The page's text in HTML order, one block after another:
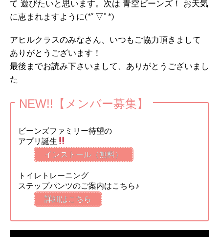
て 遊びたいと思います。次は 青空ビーンズ！ お天気
に恵まれますように(*ﾟ▽ﾟ*)
アヒルクラスのみなさん、いつもご協力頂きまして
ありがとうございます！
最後までお読み下さいまして、ありがとうございまし
た
NEW!!【メンバー募集】
ビーンズファミリー待望の
アプリ誕生
インストール（無料）
トイレトレーニング
ステップパンツのご案内はこちら♪
詳細はこちら